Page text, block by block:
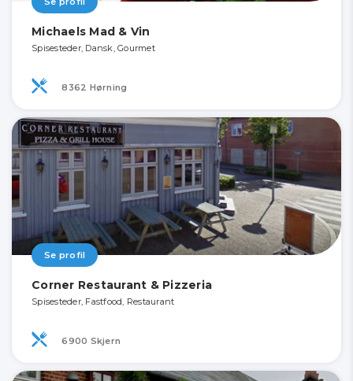
Michaels Mad & Vin
Spisesteder, Dansk, Gourmet
8362 Hørning
Se profil
Corner Restaurant & Pizzeria
Spisesteder, Fastfood, Restaurant
6900 Skjern